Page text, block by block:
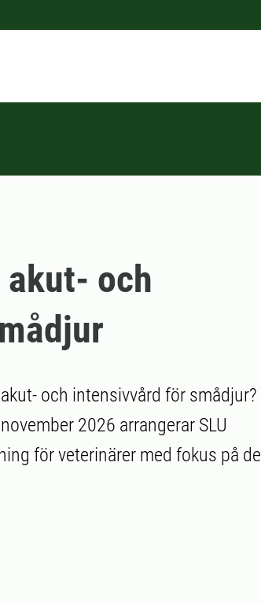
och
och intensivvård för smådjur?
2026 arrangerar SLU
för veterinärer med fokus på de